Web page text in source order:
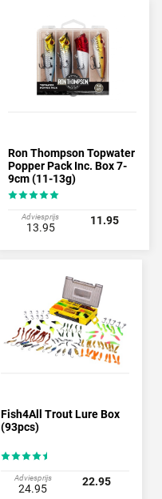
Ron Thompson Topwater
Popper Pack Inc. Box 7-
9cm (11-13g)
Adviesprijs
13.95
11.95
Fish4All Trout Lure Box
(93pcs)
Adviesprijs
24.95
22.95